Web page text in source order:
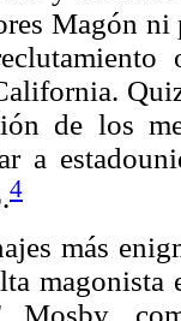
Magón ni
de los
a
4
más
Mosby,